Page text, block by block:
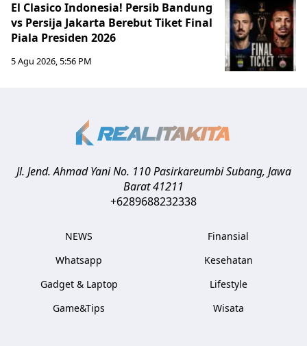
El Clasico Indonesia! Persib Bandung
vs Persija Jakarta Berebut Tiket Final
Piala Presiden 2026
5 Agu 2026, 5:56 PM
Jl. Jend. Ahmad Yani No. 110 Pasirkareumbi Subang, Jawa
Barat41211
+6289688232338
NEWS
Whatsapp
Gadget & Laptop
Game&Tips
Finansial
Kesehatan
Lifestyle
Wisata